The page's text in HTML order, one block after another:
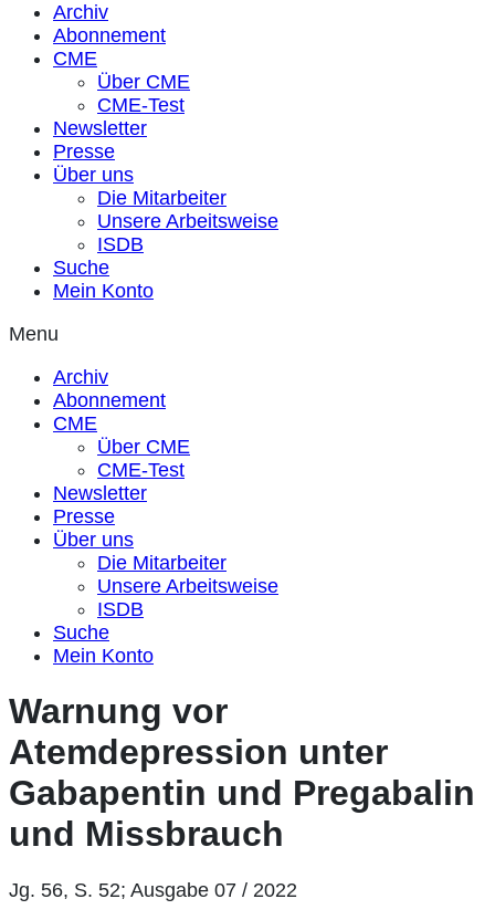
Archiv
Abonnement
CME
Über CME
CME-Test
Newsletter
Presse
Über uns
Die Mitarbeiter
Unsere Arbeitsweise
ISDB
Suche
Mein Konto
Menu
Archiv
Abonnement
CME
Über CME
CME-Test
Newsletter
Presse
Über uns
Die Mitarbeiter
Unsere Arbeitsweise
ISDB
Suche
Mein Konto
Warnung vor
Atemdepression unter
Gabapentin und Pregabalin
und Missbrauch
Jg. 56, S. 52; Ausgabe 07 / 2022